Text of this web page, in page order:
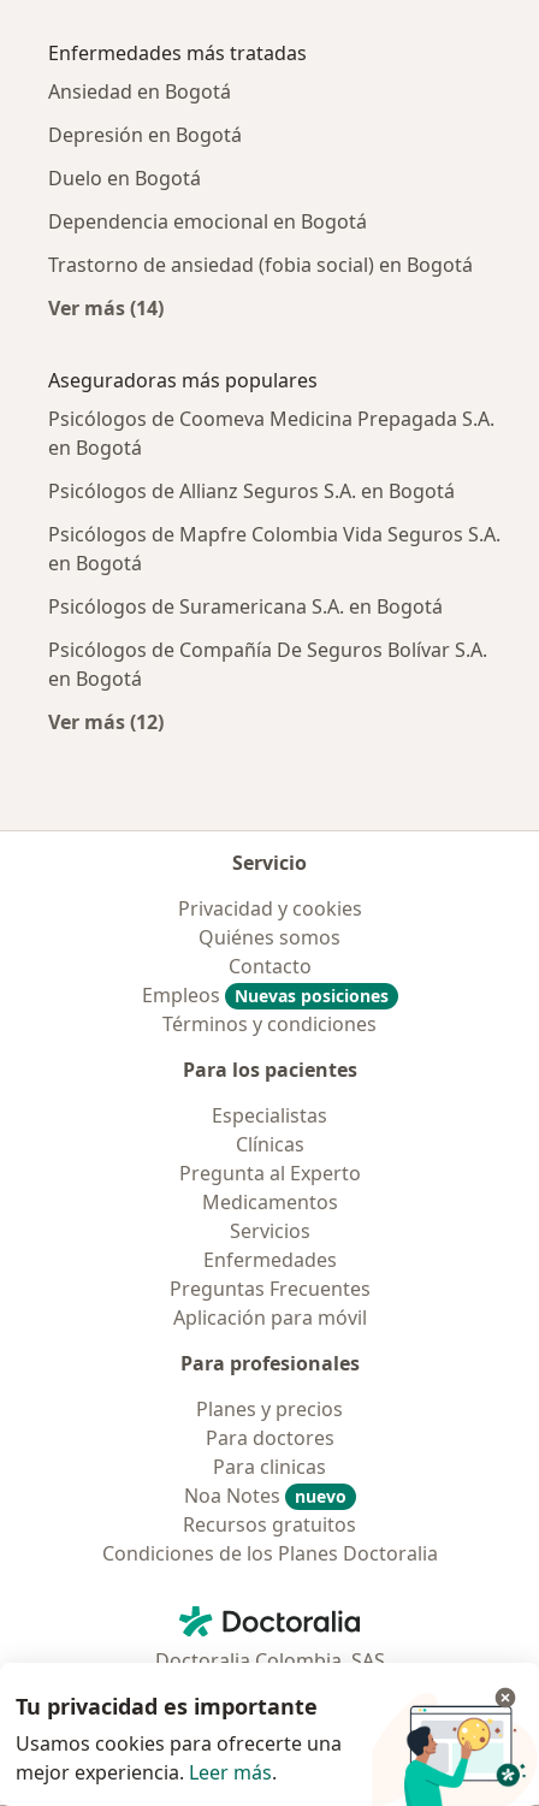
Enfermedades más tratadas
Ansiedad en Bogotá
Depresión en Bogotá
Duelo en Bogotá
Dependencia emocional en Bogotá
Trastorno de ansiedad (fobia social) en Bogotá
Ver más (14)
Aseguradoras más populares
Psicólogos de Coomeva Medicina Prepagada S.A.
en Bogotá
Psicólogos de Allianz Seguros S.A. en Bogotá
Psicólogos de Mapfre Colombia Vida Seguros S.A.
en Bogotá
Psicólogos de Suramericana S.A. en Bogotá
Psicólogos de Compañía De Seguros Bolívar S.A.
en Bogotá
Ver más (12)
Servicio
Privacidad y cookies
Quiénes somos
Contacto
Empleos
Nuevas posiciones
Términos y condiciones
Para los pacientes
Especialistas
Clínicas
Pregunta al Experto
Medicamentos
Servicios
Enfermedades
Preguntas Frecuentes
Aplicación para móvil
Para profesionales
Planes y precios
Para doctores
Para clinicas
Noa Notes
nuevo
Recursos gratuitos
Condiciones de los Planes Doctoralia
Doctoralia - Página de inicio
Doctoralia Colombia, SAS
Municipio: Bogotá D.C., Colombia
Tu privacidad es importante
Usamos cookies para ofrecerte una
mejor experiencia. Leer más.